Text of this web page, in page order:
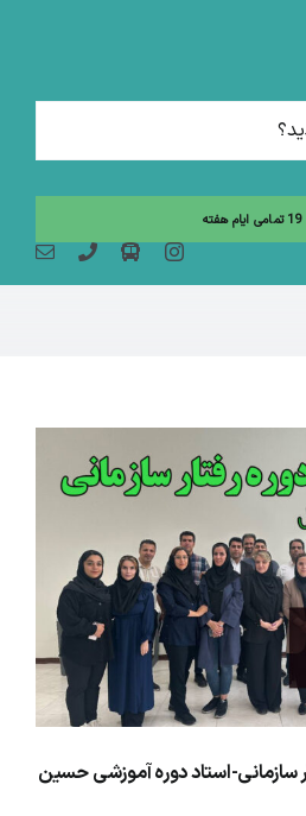
مقالات آموزشی
آموزش حضوری (لیست دوره ها)
محصولات و بسته های آموزشیVIP
درباره ما و تماس با ما
سازمانی-استاد دوره آموزشی حسین